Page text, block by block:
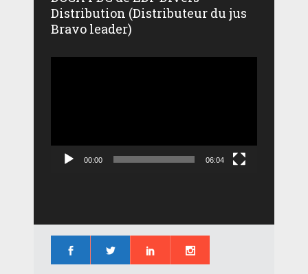
Distribution (Distributeur du jus
Bravo leader)
00:00 06:04